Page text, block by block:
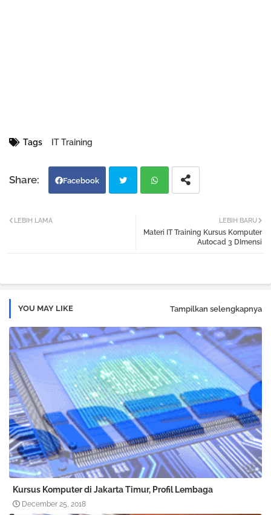
Tags IT Training
Facebook
atsa
LEBIH BARU
Materi IT Training Kursus Komputer
Autocad 3 DImensi
LEBIH LAMA
YOU MAY LIKE Tampilkan selengkapnya
Kursus Komputer di Jakarta Timur, Profil Lembaga
December 25, 2018